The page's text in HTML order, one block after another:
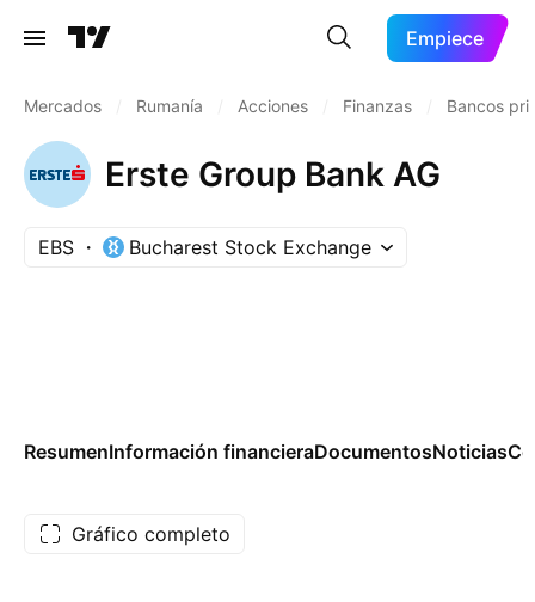
Empiece
Mercados Rumanía Acciones Finanzas Bancos
Erste Group Bank AG
EBS Bucharest Stock Exchange
ResumenInformación financieraDocumentosNoticias
Gráfico completo